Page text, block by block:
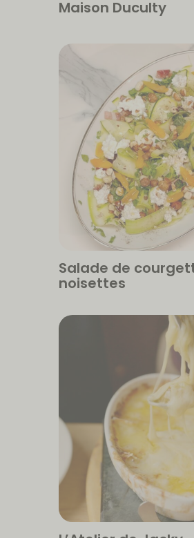
Maison Duculty
Salade de
noisettes